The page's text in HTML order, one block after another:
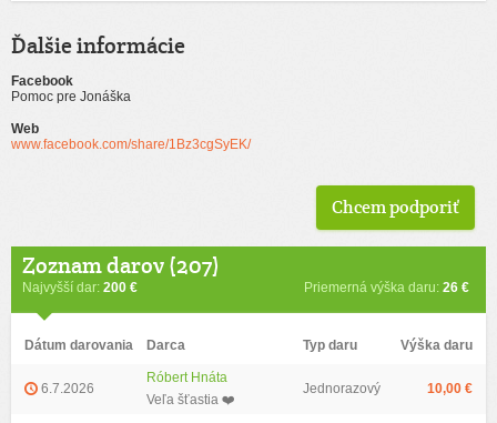
Ďalšie informácie
Facebook
Pomoc pre Jonáška
Web
www.facebook.com/share/1Bz3cgSyEK/
Chcem podporiť
Zoznam darov (207)
Najvyšší dar: 200 € Priemerná výška daru: 26 €
Dátum darovania Darca Typ daru Výška daru
6.7.2026
Róbert Hnáta
Veľa šťastia ❤️
Jednorazový 10,00 €